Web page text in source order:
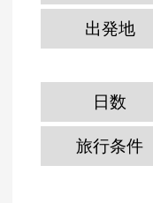
出発地
日数
旅行条件